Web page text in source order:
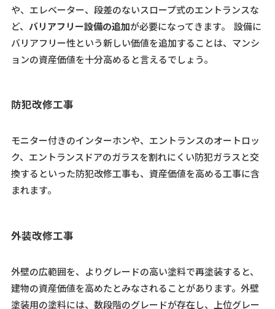
や、エレベーター、段差のないスロープ式のエントランスな
ど、 バリアフリー設備の追加が必要になってきます。 設備に
バリアフリー性という新しい価値を追加することは、マンシ
ョンの資産価値を十分高めると言えるでしょう。
防犯改修工事
モニター付きのインターホンや、エントランスのオートロッ
ク、エントランスドアのガラスを割れにくい防犯ガラスと交
換するといった防犯改修工事も、資産価値を高める工事に含
まれます。
外装改修工事
外壁の広範囲を、よりグレードの高い塗料で再塗装すると、
建物の資産価値を高めたとみなされることがあります。外壁
塗装用の塗料には、数段階のグレードが存在し、上位グレー